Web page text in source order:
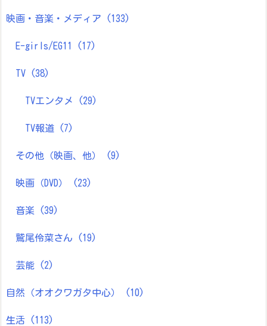
映画・音楽・メディア (133)
E-girls/EG11 (17)
TV (38)
TVエンタメ (29)
TV報道 (7)
その他（映画、他） (9)
映画（DVD） (23)
音楽 (39)
鷲尾伶菜さん (19)
芸能 (2)
自然（オオクワガタ中心） (10)
生活 (113)